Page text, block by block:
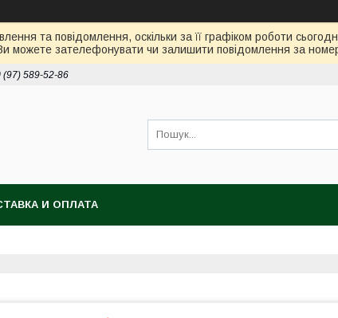
та повідомлення, оскільки за її графіком роботи
можете зателефонувати чи залишити повідомлення за
(97) 589-52-86
И ОПЛАТА